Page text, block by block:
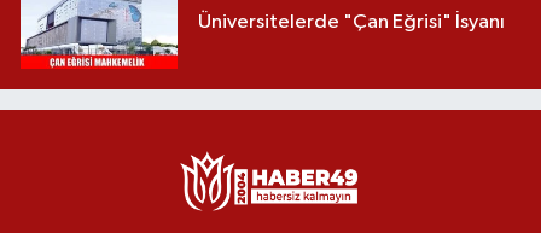
Üniversitelerde "Çan Eğrisi" İsyanı